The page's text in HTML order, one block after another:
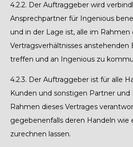
4.2.2. Der Auftraggeber wird
Ansprechpartner für Ingenious
und in der Lage ist, alle im Rahmen
Vertragsverhältnisses anstehenden
treffen und an Ingenious zu
4.2.3. Der Auftraggeber ist für alle
Kunden und sonstigen Partner
Rahmen dieses Vertrages
gegebenenfalls deren Handeln wie
zurechnen lassen.